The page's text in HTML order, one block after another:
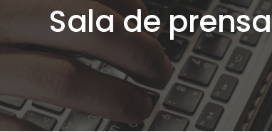
Sala de prensa